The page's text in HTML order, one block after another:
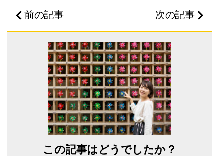
前の記事 次の記事
この記事はどうでしたか？